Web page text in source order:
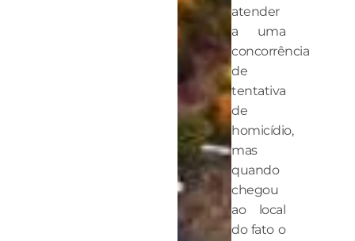
atender
a uma
concorrência
de
tentativa
de
homicídio,
mas
quando
chegou
ao local
do fato o